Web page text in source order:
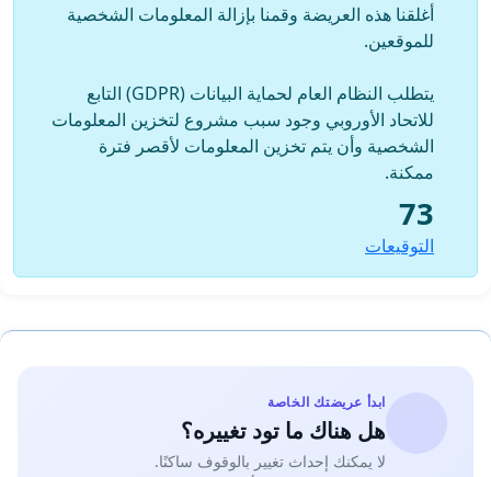
أغلقنا هذه العريضة وقمنا بإزالة المعلومات الشخصية
للموقعين.
يتطلب النظام العام لحماية البيانات (GDPR) التابع
للاتحاد الأوروبي وجود سبب مشروع لتخزين المعلومات
الشخصية وأن يتم تخزين المعلومات لأقصر فترة
ممكنة.
73
التوقيعات
ابدأ عريضتك الخاصة
هل هناك ما تود تغييره؟
لا يمكنك إحداث تغيير بالوقوف ساكنًا.